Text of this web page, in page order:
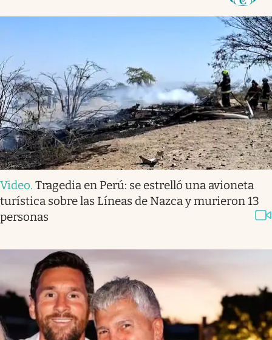
Video. Tragedia en Perú: se estrelló una avioneta
turística sobre las Líneas de Nazca y murieron 13
personas